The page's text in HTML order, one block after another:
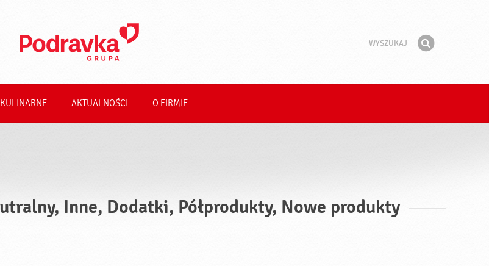
KULINARNE AKTUALNOŚCI O FIRMIE
Inne, Dodatki, Półprodukty, Nowe produkty